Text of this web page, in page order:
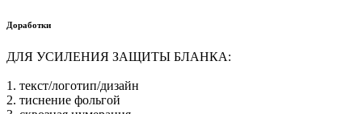
Доработки
ДЛЯ УСИЛЕНИЯ ЗАЩИТЫ БЛАНКА:
1. текст/логотип/дизайн
2. тиснение фольгой